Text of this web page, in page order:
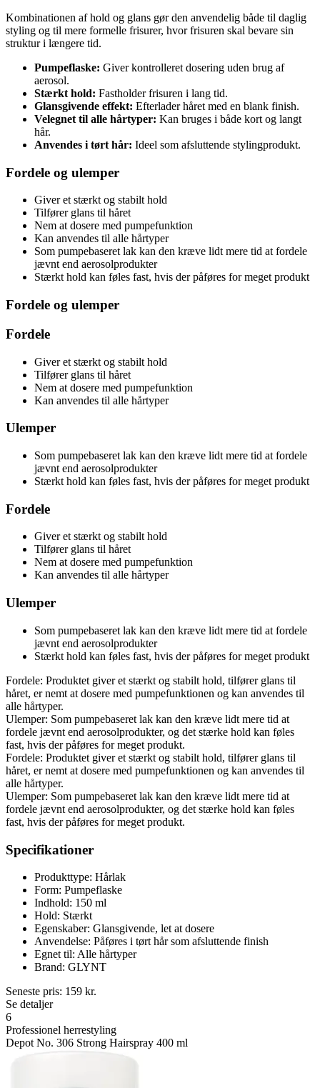
Kombinationen af hold og glans gør den anvendelig både til daglig
styling og til mere formelle frisurer, hvor frisuren skal bevare sin
struktur i længere tid.
Pumpeflaske: Giver kontrolleret dosering uden brug af
aerosol.
Stærkt hold: Fastholder frisuren i lang tid.
Glansgivende effekt: Efterlader håret med en blank finish.
Velegnet til alle hårtyper: Kan bruges i både kort og langt
hår.
Anvendes i tørt hår: Ideel som afsluttende stylingprodukt.
Fordele og ulemper
Giver et stærkt og stabilt hold
Tilfører glans til håret
Nem at dosere med pumpefunktion
Kan anvendes til alle hårtyper
Som pumpebaseret lak kan den kræve lidt mere tid at fordele
jævnt end aerosolprodukter
Stærkt hold kan føles fast, hvis der påføres for meget produkt
Fordele og ulemper
Fordele
Giver et stærkt og stabilt hold
Tilfører glans til håret
Nem at dosere med pumpefunktion
Kan anvendes til alle hårtyper
Ulemper
Som pumpebaseret lak kan den kræve lidt mere tid at fordele
jævnt end aerosolprodukter
Stærkt hold kan føles fast, hvis der påføres for meget produkt
Fordele
Giver et stærkt og stabilt hold
Tilfører glans til håret
Nem at dosere med pumpefunktion
Kan anvendes til alle hårtyper
Ulemper
Som pumpebaseret lak kan den kræve lidt mere tid at fordele
jævnt end aerosolprodukter
Stærkt hold kan føles fast, hvis der påføres for meget produkt
Fordele: Produktet giver et stærkt og stabilt hold, tilfører glans til
håret, er nemt at dosere med pumpefunktionen og kan anvendes til
alle hårtyper.
Ulemper: Som pumpebaseret lak kan den kræve lidt mere tid at
fordele jævnt end aerosolprodukter, og det stærke hold kan føles
fast, hvis der påføres for meget produkt.
Fordele: Produktet giver et stærkt og stabilt hold, tilfører glans til
håret, er nemt at dosere med pumpefunktionen og kan anvendes til
alle hårtyper.
Ulemper: Som pumpebaseret lak kan den kræve lidt mere tid at
fordele jævnt end aerosolprodukter, og det stærke hold kan føles
fast, hvis der påføres for meget produkt.
Specifikationer
Produkttype: Hårlak
Form: Pumpeflaske
Indhold: 150 ml
Hold: Stærkt
Egenskaber: Glansgivende, let at dosere
Anvendelse: Påføres i tørt hår som afsluttende finish
Egnet til: Alle hårtyper
Brand: GLYNT
Seneste pris: 159 kr.
Se detaljer
6
Professionel herrestyling
Depot No. 306 Strong Hairspray 400 ml